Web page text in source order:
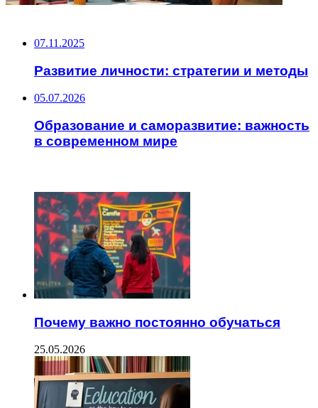
07.11.2025
Развитие личности: стратегии и методы
05.07.2026
Образование и саморазвитие: важность
в современном мире
Почему важно постоянно обучаться
25.05.2026